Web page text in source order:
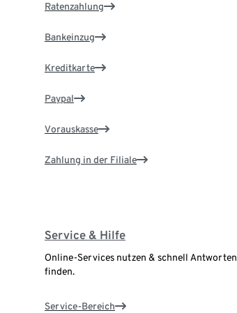
Ratenzahlung
Bankeinzug
Kreditkarte
Paypal
Vorauskasse
Zahlung in der Filiale
Service & Hilfe
Online-Services nutzen & schnell Antworten
finden.
Service-Bereich